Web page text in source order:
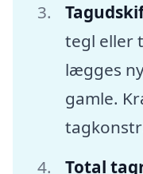
tegl eller
lægges
gamle.
Total